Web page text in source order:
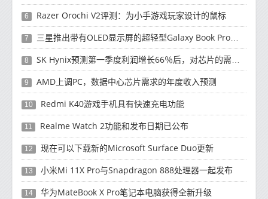
6 Razer Orochi V2评测：为小手游戏玩家设计的鼠标
7 三星推出带有OLED显示屏的超轻型Galaxy Book Pro和Galaxy Book Pro 360笔记本电脑
8 SK Hynix预测第一季度利润增长66％后，对芯片的需求将增强
9 AMD上调PC，数据中心芯片需求的年度收入预测
10 Redmi K40游戏手机具有快速充电功能
11 Realme Watch 2功能和发布日期已公布
12 现在可以下载新的Microsoft Surface Duo更新
13 小米Mi 11X Pro与Snapdragon 888处理器一起发布
14 华为MateBook X Pro笔记本电脑获得全新升级